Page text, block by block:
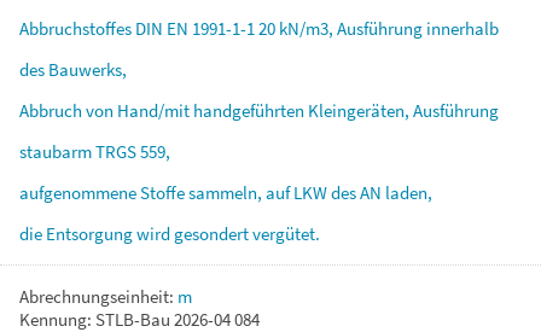
Abbruchstoffes DIN EN 1991-1-120 kN/m3, Ausführung innerhalb
des Bauwerks,
Abbruch von Hand/mit handgeführten Kleingeräten, Ausführung
staubarmTRGS559,
aufgenommeneStoffesammeln, aufLKWdesAN laden,
die Entsorgungwird gesondertvergütet.
Abrechnungseinheit: m
Kennung: STLB-Bau 2026-04 084